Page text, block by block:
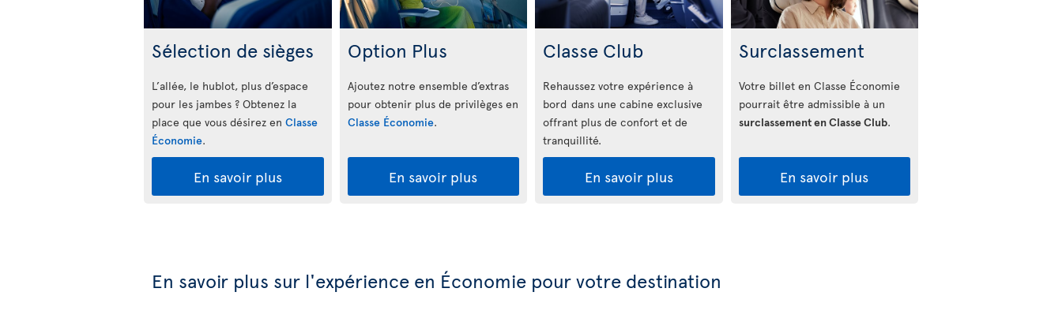
Sélection de sièges
L’allée, le hublot, plus d’espace
pour les jambes ? Obtenez la
place que vous désirez en Classe
Économie.
En savoir plus
Option Plus
Ajoutez notre ensemble d’extras
pour obtenir plus de privilèges en
Classe Économie.
En savoir plus
Classe Club
Rehaussez votre expérience à
bord dans une cabine exclusive
offrant plus de confort et de
tranquillité.
En savoir plus
Surclassement
Votre billet en Classe Économie
pourrait être admissible à un
surclassement en Classe Club.
En savoir plus
En savoir plus sur l'expérience en Économie pour votre destination